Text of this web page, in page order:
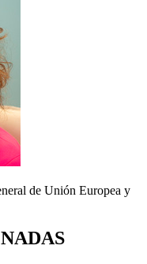
de Unión Europea y